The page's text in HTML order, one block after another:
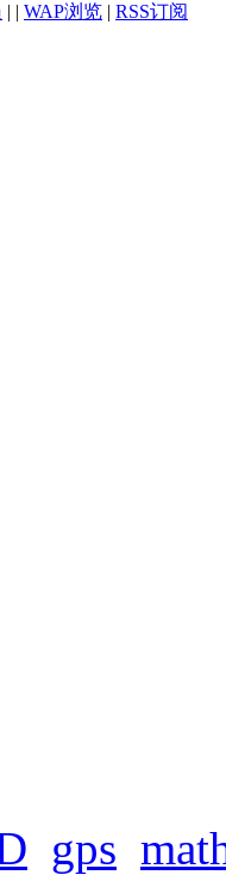
| | WAP浏览 | RSS订阅
gps